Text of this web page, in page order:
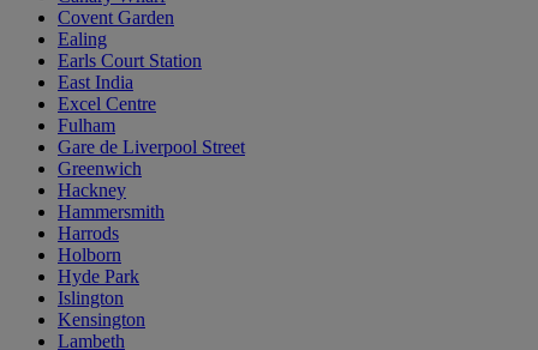
Covent Garden
Ealing
Earls Court Station
East India
Excel Centre
Fulham
Gare de Liverpool Street
Greenwich
Hackney
Hammersmith
Harrods
Holborn
Hyde Park
Islington
Kensington
Lambeth